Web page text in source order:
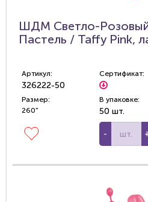
ШДМ Светло-
Пастель / Taffy Pink,
Артикул:
326222-50
Сертификат:
Размер:
260"
В упаковке:
50 шт.
-